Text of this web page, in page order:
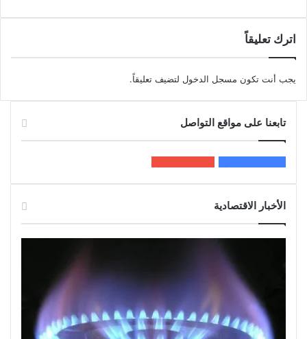
اترك تعليقاً
يجب أنت تكون مسجل الدخول لتضيف تعليقاً.
تابعنا على مواقع التواصل
الأخبار الاقتصادية